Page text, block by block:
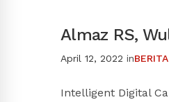
Almaz RS,
April 12, 2022 in
Intelligent Digital